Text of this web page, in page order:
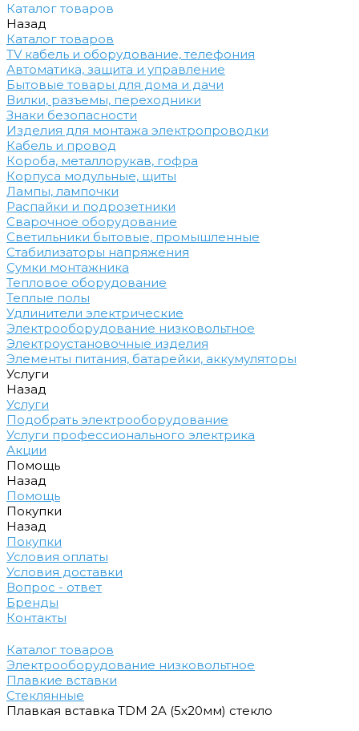
Каталог товаров
Назад
Каталог товаров
TV кабель и оборудование, телефония
Автоматика, защита и управление
Бытовые товары для дома и дачи
Вилки, разъемы, переходники
Знаки безопасности
Изделия для монтажа электропроводки
Кабель и провод
Короба, металлорукав, гофра
Корпуса модульные, щиты
Лампы, лампочки
Распайки и подрозетники
Сварочное оборудование
Светильники бытовые, промышленные
Стабилизаторы напряжения
Сумки монтажника
Тепловое оборудование
Теплые полы
Удлинители электрические
Электрооборудование низковольтное
Электроустановочные изделия
Элементы питания, батарейки, аккумуляторы
Услуги
Назад
Услуги
Подобрать электрооборудование
Услуги профессионального электрика
Акции
Помощь
Назад
Помощь
Покупки
Назад
Покупки
Условия оплаты
Условия доставки
Вопрос - ответ
Бренды
Контакты
Каталог товаров
Электрооборудование низковольтное
Плавкие вставки
Стеклянные
Плавкая вставка TDM 2A (5х20мм) стекло